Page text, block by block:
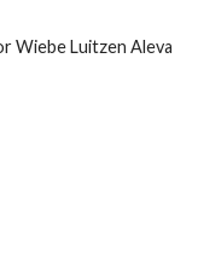
Wiebe Luitzen Aleva